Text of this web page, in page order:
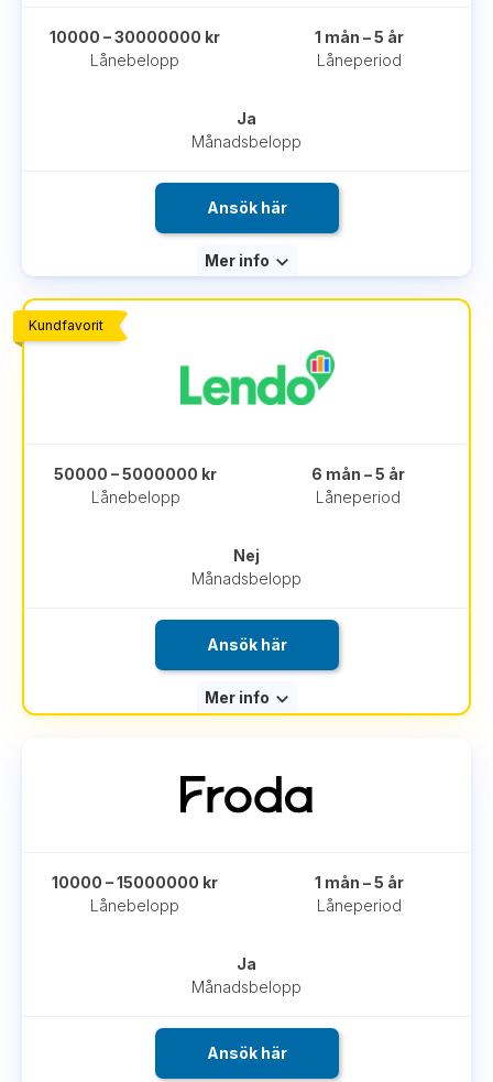
Lånebelopp
10000 – 30000000 kr
Låneperiod
1 mån – 5 år
Månadsbelopp
Ja
Ansök här
Mer info
Kundfavorit
Lånebelopp
50000 – 5000000 kr
Låneperiod
6 mån – 5 år
Månadsbelopp
Nej
Ansök här
Mer info
Lånebelopp
10000 – 15000000 kr
Låneperiod
1 mån – 5 år
Månadsbelopp
Ja
Ansök här